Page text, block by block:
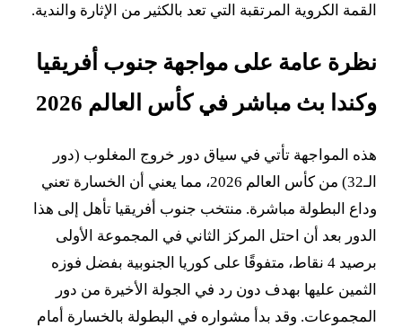
القمة الكروية المرتقبة التي تعد بالكثير من الإثارة والندية.
نظرة عامة على مواجهة جنوب أفريقيا
وكندا بث مباشر في كأس العالم 2026
هذه المواجهة تأتي في سياق دور خروج المغلوب (دور
الـ32) من كأس العالم 2026، مما يعني أن الخسارة تعني
وداع البطولة مباشرة. منتخب جنوب أفريقيا تأهل إلى هذا
الدور بعد أن احتل المركز الثاني في المجموعة الأولى
برصيد 4 نقاط، متفوقًا على كوريا الجنوبية بفضل فوزه
الثمين عليها بهدف دون رد في الجولة الأخيرة من دور
المجموعات. وقد بدأ مشواره في البطولة بالخسارة أمام